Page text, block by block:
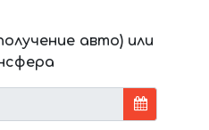
авто) или